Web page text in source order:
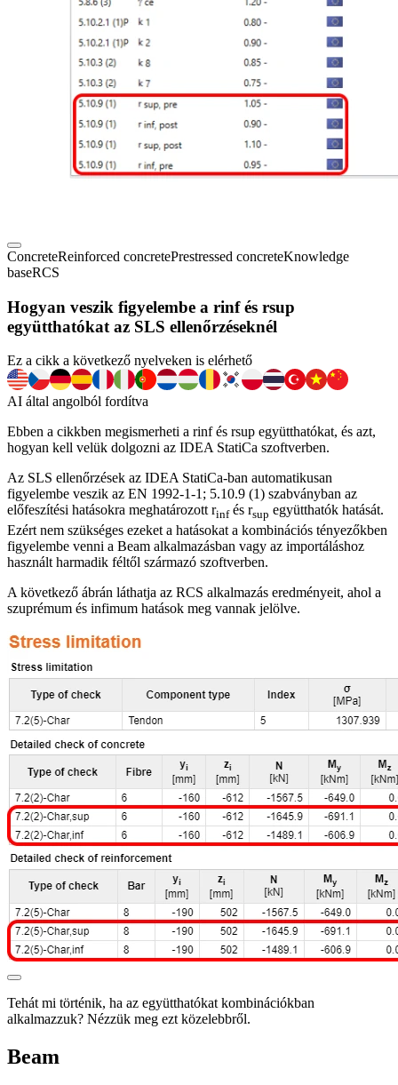
ConcreteReinforced concretePrestressed concreteKnowledge
baseRCS
Hogyan veszik figyelembe a rinf és rsup
együtthatókat az SLS ellenőrzéseknél
Ez a cikk a következő nyelveken is elérhető
AI által angolból fordítva
Ebben a cikkben megismerheti a rinf és rsup együtthatókat, és azt,
hogyan kell velük dolgozni az IDEA StatiCa szoftverben.
Az SLS ellenőrzések az IDEA StatiCa-ban automatikusan
figyelembe veszik az EN 1992-1-1; 5.10.9 (1) szabványban az
előfeszítési hatásokra meghatározott rinfés rsup együtthatók hatását.
Ezért nem szükséges ezeket a hatásokat a kombinációs tényezőkben
figyelembe venni a Beam alkalmazásban vagy az importáláshoz
használt harmadik féltől származó szoftverben.
A következő ábrán láthatja az RCS alkalmazás eredményeit, ahol a
szuprémum és infimum hatások meg vannak jelölve.
Tehát mi történik, ha az együtthatókat kombinációkban
alkalmazzuk? Nézzük meg ezt közelebbről.
Beam